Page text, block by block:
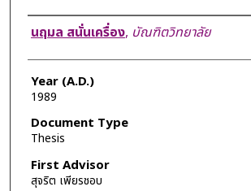
Author
นฤมล สนั่นเครื่อง, บัณฑิตวิทยาลัย
Year (A.D.)
1989
Document Type
Thesis
First Advisor
สุจริต เพียรชอบ